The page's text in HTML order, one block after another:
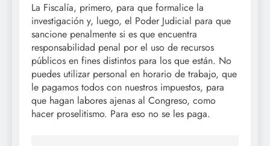
La Fiscalía, primero, para que formalice la
investigación y, luego, el Poder Judicial para que
sancione penalmente si es que encuentra
responsabilidad penal por el uso de recursos
públicos en fines distintos para los que están. No
puedes utilizar personal en horario de trabajo, que
le pagamos todos con nuestros impuestos, para
que hagan labores ajenas al Congreso, como
hacer proselitismo. Para eso no se les paga.